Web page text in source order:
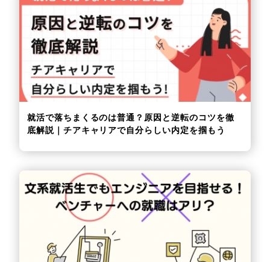
就活で落ちまくるのは普通？原因と逆転のコツを徹
底解説｜チアキャリアで自分らしい内定を掴もう